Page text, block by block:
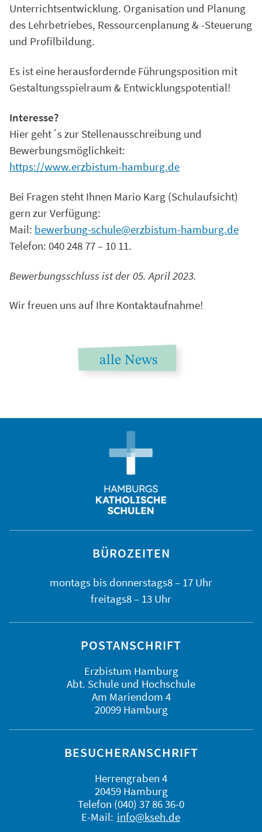
Unterrichtsentwicklung. Organisation und Planung
des Lehrbetriebes, Ressourcenplanung & -Steuerung
und Profilbildung.
Es ist eine herausfordernde Führungsposition mit
Gestaltungsspielraum & Entwicklungspotential!
Interesse?
Hier geht´s zur Stellenausschreibung und
Bewerbungsmöglichkeit:
https://www.erzbistum-hamburg.de
Bei Fragen steht Ihnen Mario Karg (Schulaufsicht)
gern zur Verfügung:
Mail: bewerbung-schule@erzbistum-hamburg.de
Telefon: 040 248 77 – 10 11.
Bewerbungsschluss ist der 05. April 2023.
Wir freuen uns auf Ihre Kontaktaufnahme!
alle News
BÜROZEITEN
montags bis donnerstags8 – 17 Uhr
freitags8 – 13 Uhr
POSTANSCHRIFT
Erzbistum Hamburg
Abt. Schule und Hochschule
Am Mariendom 4
20099 Hamburg
BESUCHERANSCHRIFT
Herrengraben 4
20459 Hamburg
Telefon (040) 37 86 36-0
E-Mail: info@kseh.de